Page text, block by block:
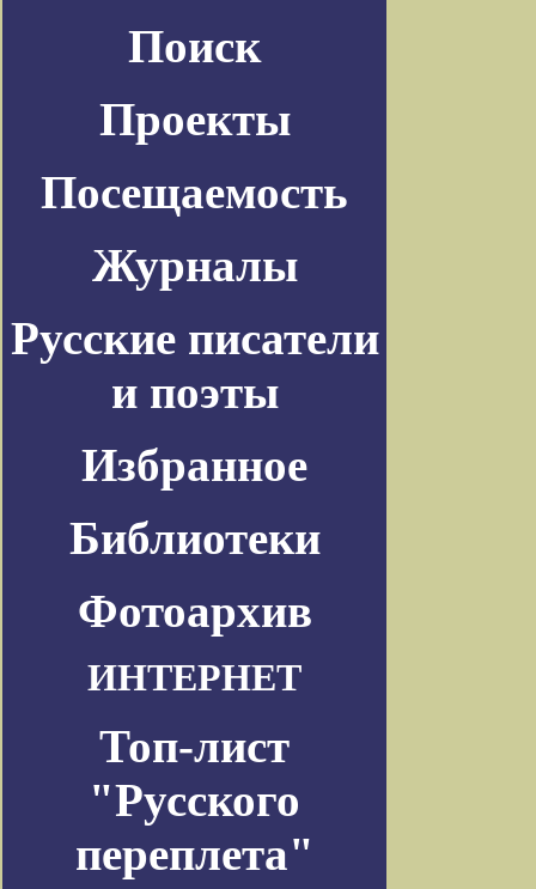
Поиск
Проекты
Посещаемость
Журналы
Русские писатели
и поэты
Избранное
Библиотеки
Фотоархив
ИНТЕРНЕТ
Топ-лист
"Русского
переплета"